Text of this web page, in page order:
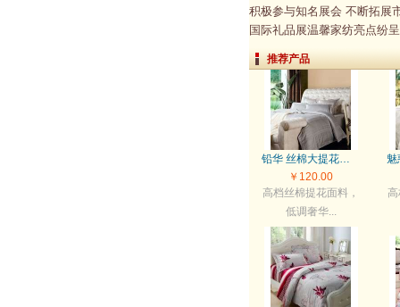
积极参与知名展会 不断拓展
国际礼品展温馨家纺亮点纷
推荐产品
铅华 丝棉大提花经典四件套
￥120.00
高档丝棉提花面料，
低调奢华...